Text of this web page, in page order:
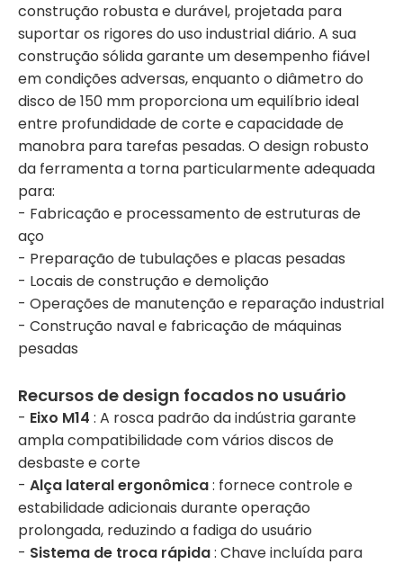
construção robusta e durável, projetada para
suportar os rigores do uso industrial diário. A sua
construção sólida garante um desempenho fiável
em condições adversas, enquanto o diâmetro do
disco de 150 mm proporciona um equilíbrio ideal
entre profundidade de corte e capacidade de
manobra para tarefas pesadas. O design robusto
da ferramenta a torna particularmente adequada
para:
- Fabricação e processamento de estruturas de
aço
- Preparação de tubulações e placas pesadas
- Locais de construção e demolição
- Operações de manutenção e reparação industrial
- Construção naval e fabricação de máquinas
pesadas
Recursos de design focados no usuário
- Eixo M14 : A rosca padrão da indústria garante
ampla compatibilidade com vários discos de
desbaste e corte
- Alça lateral ergonômica: fornece controle e
estabilidade adicionais durante operação
prolongada, reduzindo a fadiga do usuário
- Sistema de troca rápida: Chave incluída para